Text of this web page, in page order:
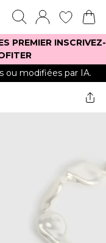
PREMIER INSCRIVEZ-
ou modifiées par IA.